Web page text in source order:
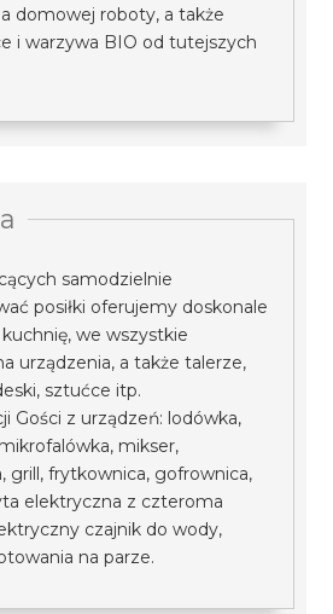
domowej roboty, a także
i warzywa BIO od tutejszych
samodzielnie
posiłki oferujemy doskonale
we wszystkie
urządzenia, a także talerze,
sztućce itp.
Gości z urządzeń: lodówka,
mikser,
grill, frytkownica, gofrownica,
elektryczna z czteroma
czajnik do wody,
na parze.